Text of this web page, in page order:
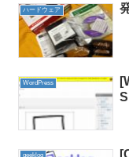
ハードウェア
WordPress
geeklog